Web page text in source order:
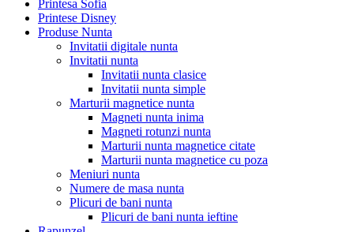
Printesa Sofia
Printese Disney
Produse Nunta
Invitatii digitale nunta
Invitatii nunta
Invitatii nunta clasice
Invitatii nunta simple
Marturii magnetice nunta
Magneti nunta inima
Magneti rotunzi nunta
Marturii nunta magnetice citate
Marturii nunta magnetice cu poza
Meniuri nunta
Numere de masa nunta
Plicuri de bani nunta
Plicuri de bani nunta ieftine